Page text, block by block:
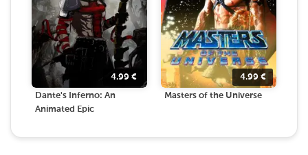
4.99 €
Dante's Inferno: An
Animated Epic
4.99 €
Masters of the Universe